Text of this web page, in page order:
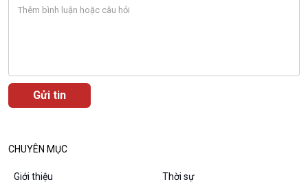
Podcast
Diễn đàn chủ nhật
CHUYÊN MỤC
Giới thiệu Thời sự